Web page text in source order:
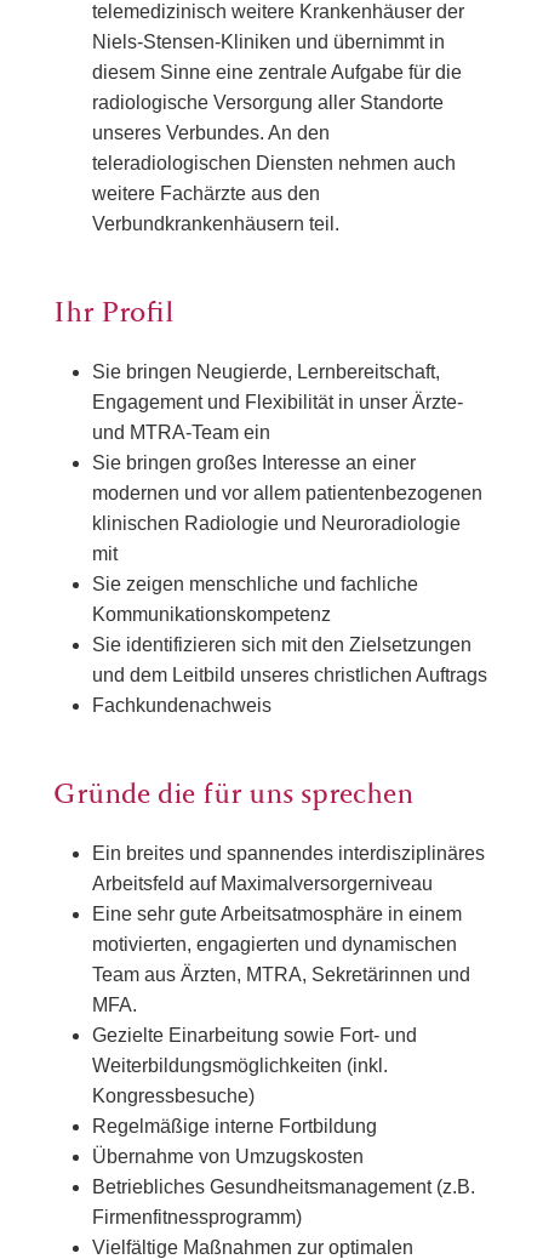
telemedizinisch weitere Krankenhäuser der
Niels-Stensen-Kliniken und übernimmt in
diesem Sinne eine zentrale Aufgabe für die
radiologische Versorgung aller Standorte
unseres Verbundes. An den
teleradiologischen Diensten nehmen auch
weitere Fachärzte aus den
Verbundkrankenhäusern teil.
Ihr Profil
Sie bringen Neugierde, Lernbereitschaft,
Engagement und Flexibilität in unser Ärzte-
und MTRA-Team ein
Sie bringen großes Interesse an einer
modernen und vor allem patientenbezogenen
klinischen Radiologie und Neuroradiologie
mit
Sie zeigen menschliche und fachliche
Kommunikationskompetenz
Sie identifizieren sich mit den Zielsetzungen
und dem Leitbild unseres christlichen Auftrags
Fachkundenachweis
Gründe die für uns sprechen
Ein breites und spannendes interdisziplinäres
Arbeitsfeld auf Maximalversorgerniveau
Eine sehr gute Arbeitsatmosphäre in einem
motivierten, engagierten und dynamischen
Team aus Ärzten, MTRA, Sekretärinnen und
MFA.
Gezielte Einarbeitung sowie Fort- und
Weiterbildungsmöglichkeiten (inkl.
Kongressbesuche)
Regelmäßige interne Fortbildung
Übernahme von Umzugskosten
Betriebliches Gesundheitsmanagement (z.B.
Firmenfitnessprogramm)
Vielfältige Maßnahmen zur optimalen